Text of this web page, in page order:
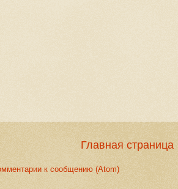
Главная страница
к сообщению (Atom)